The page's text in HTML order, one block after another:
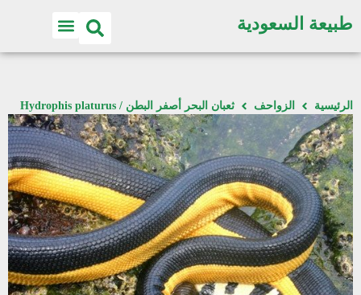
طبيعة السعودية
الرئيسية الزواحف ثعبان البحر أصفر البطن / Hydrophis platurus